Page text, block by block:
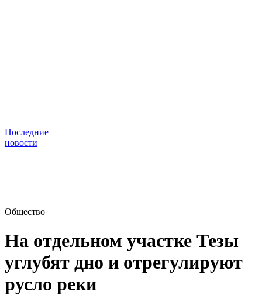
Последние
новости
Общество
На отдельном участке Тезы
углубят дно и отрегулируют
русло реки